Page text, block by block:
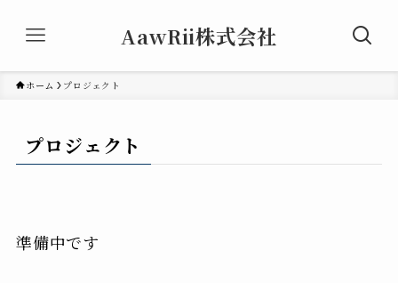
AawRii株式会社
ホーム プロジェクト
プロジェクト
準備中です